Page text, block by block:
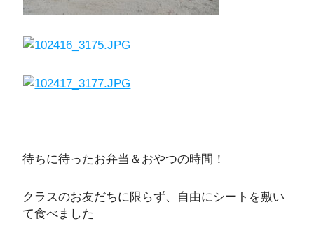
待ちに待ったお弁当＆おやつの時間！
クラスのお友だちに限らず、自由にシートを敷い
て食べました